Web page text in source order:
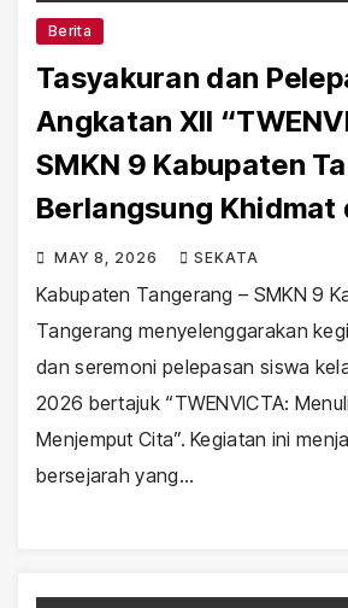
Berita
Tasyakuran dan
Angkatan XII
SMKN 9 Kabupaten
Berlangsung Khidmat
MAY 8, 2026 SEKATA
Kabupaten Tangerang – SMKN 9
Tangerang menyelenggarakan
dan seremoni pelepasan siswa
2026 bertajuk “TWENVICTA:
Menjemput Cita”. Kegiatan ini
bersejarah yang…